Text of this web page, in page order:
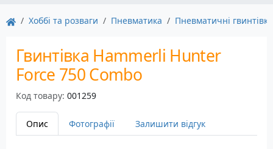
Хоббі та розваги Пневматика Пневматичні гвинтівки
Гвинтівка Hammerli Hunter
Force 750 Combo
Код товару: 001259
Опис Фотографії Залишити відгук